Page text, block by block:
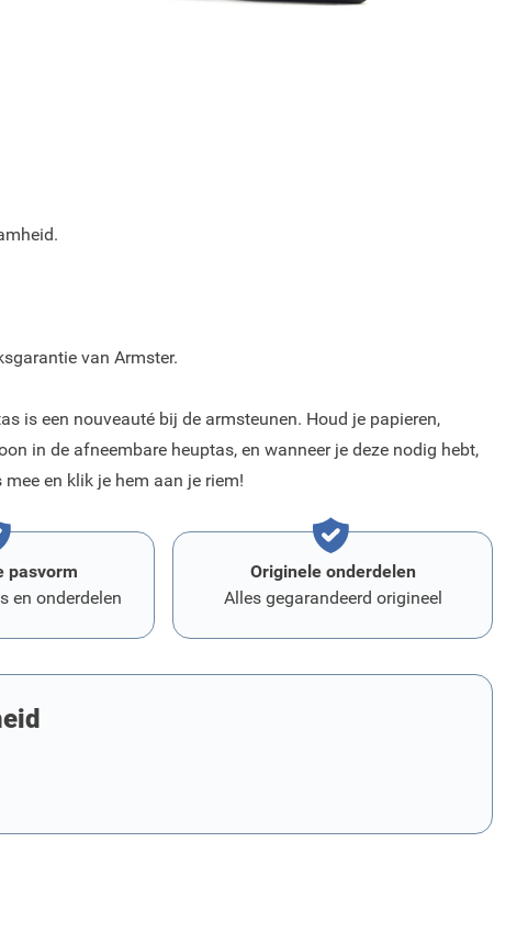
van Armster.
is een nouveauté bij de armsteunen. Houd je papieren,
in de afneembare heuptas, en wanneer je deze nodig hebt,
en klik je hem aan je riem!
pasvorm
en onderdelen
Originele onderdelen
Alles gegarandeerd origineel